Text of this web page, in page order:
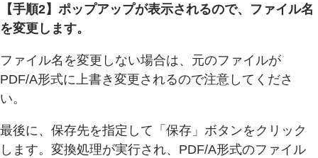
【手順2】ポップアップが表示されるので、ファイル名
を変更します。
ファイル名を変更しない場合は、元のファイルが
PDF/A形式に上書き変更されるので注意してくださ
い。
最後に、保存先を指定して「保存」ボタンをクリック
します。変換処理が実行され、PDF/A形式のファイル